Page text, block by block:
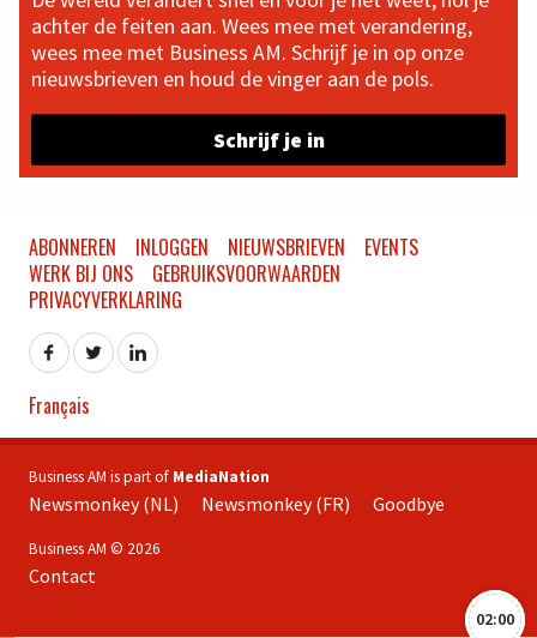
achter de feiten aan. Wees mee met verandering,
wees mee met Business AM. Schrijf je in op onze
nieuwsbrieven en houd de vinger aan de pols.
Schrijf je in
02:00
ABONNEREN INLOGGEN NIEUWSBRIEVEN
EVENTS
WERK BIJ ONS
GEBRUIKSVOORWAARDEN
PRIVACYVERKLARING
Français
Business AM is part of MediaNation
Newsmonkey (NL) Newsmonkey (FR) Goodbye
Business AM © 2026
Contact